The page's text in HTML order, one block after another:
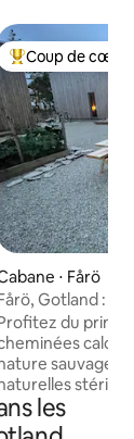
sur la
Coups de cœur
Coup de cœur
⋅ Fårö
Gotland :
des
du
sauvage
pour de
randonnées sur
les